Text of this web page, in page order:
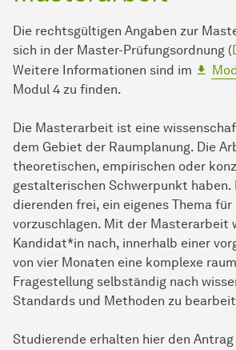
Die rechtsgültigen Angaben zur
sich in der Master-Prüfungsordnung (
Weitere In­for­ma­ti­onen sind im
Modul 4 zu finden.
Die Masterarbeit ist eine
dem Gebiet der Raum­pla­nung. Die
theoretischen, empirischen oder
gestalterischen Schwerpunkt
die­ren­den frei, ein eigenes The­ma
vorzuschlagen. Mit der Masterarbeit
Kandidat*in nach, innerhalb einer
von vier Monaten eine komplexe
Fragestellung selbständig nach
Standards und Methoden zu
Stu­die­ren­de erhalten hier den